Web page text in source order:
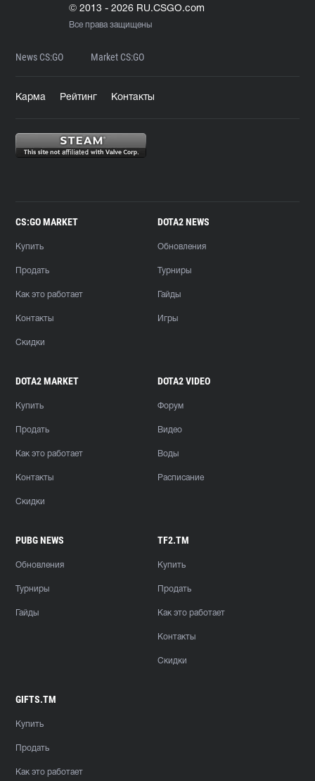
© 2013 - 2026 RU.CSGO.com
Все права защищены
News CS:GO Market CS:GO
Карма Рейтинг Контакты
CS:GO MARKET
Купить
Продать
Как это работает
Контакты
Скидки
DOTA2 NEWS
Обновления
Турниры
Гайды
Игры
DOTA2 MARKET
Купить
Продать
Как это работает
Контакты
Скидки
DOTA2 VIDEO
Форум
Видео
Воды
Расписание
PUBG NEWS
Обновления
Турниры
Гайды
TF2.TM
Купить
Продать
Как это работает
Контакты
Скидки
GIFTS.TM
Купить
Продать
Как это работает